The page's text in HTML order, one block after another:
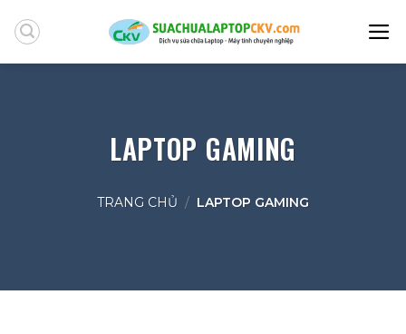
content
LAPTOP GAMING
TRANG CHỦ / LAPTOP GAMING